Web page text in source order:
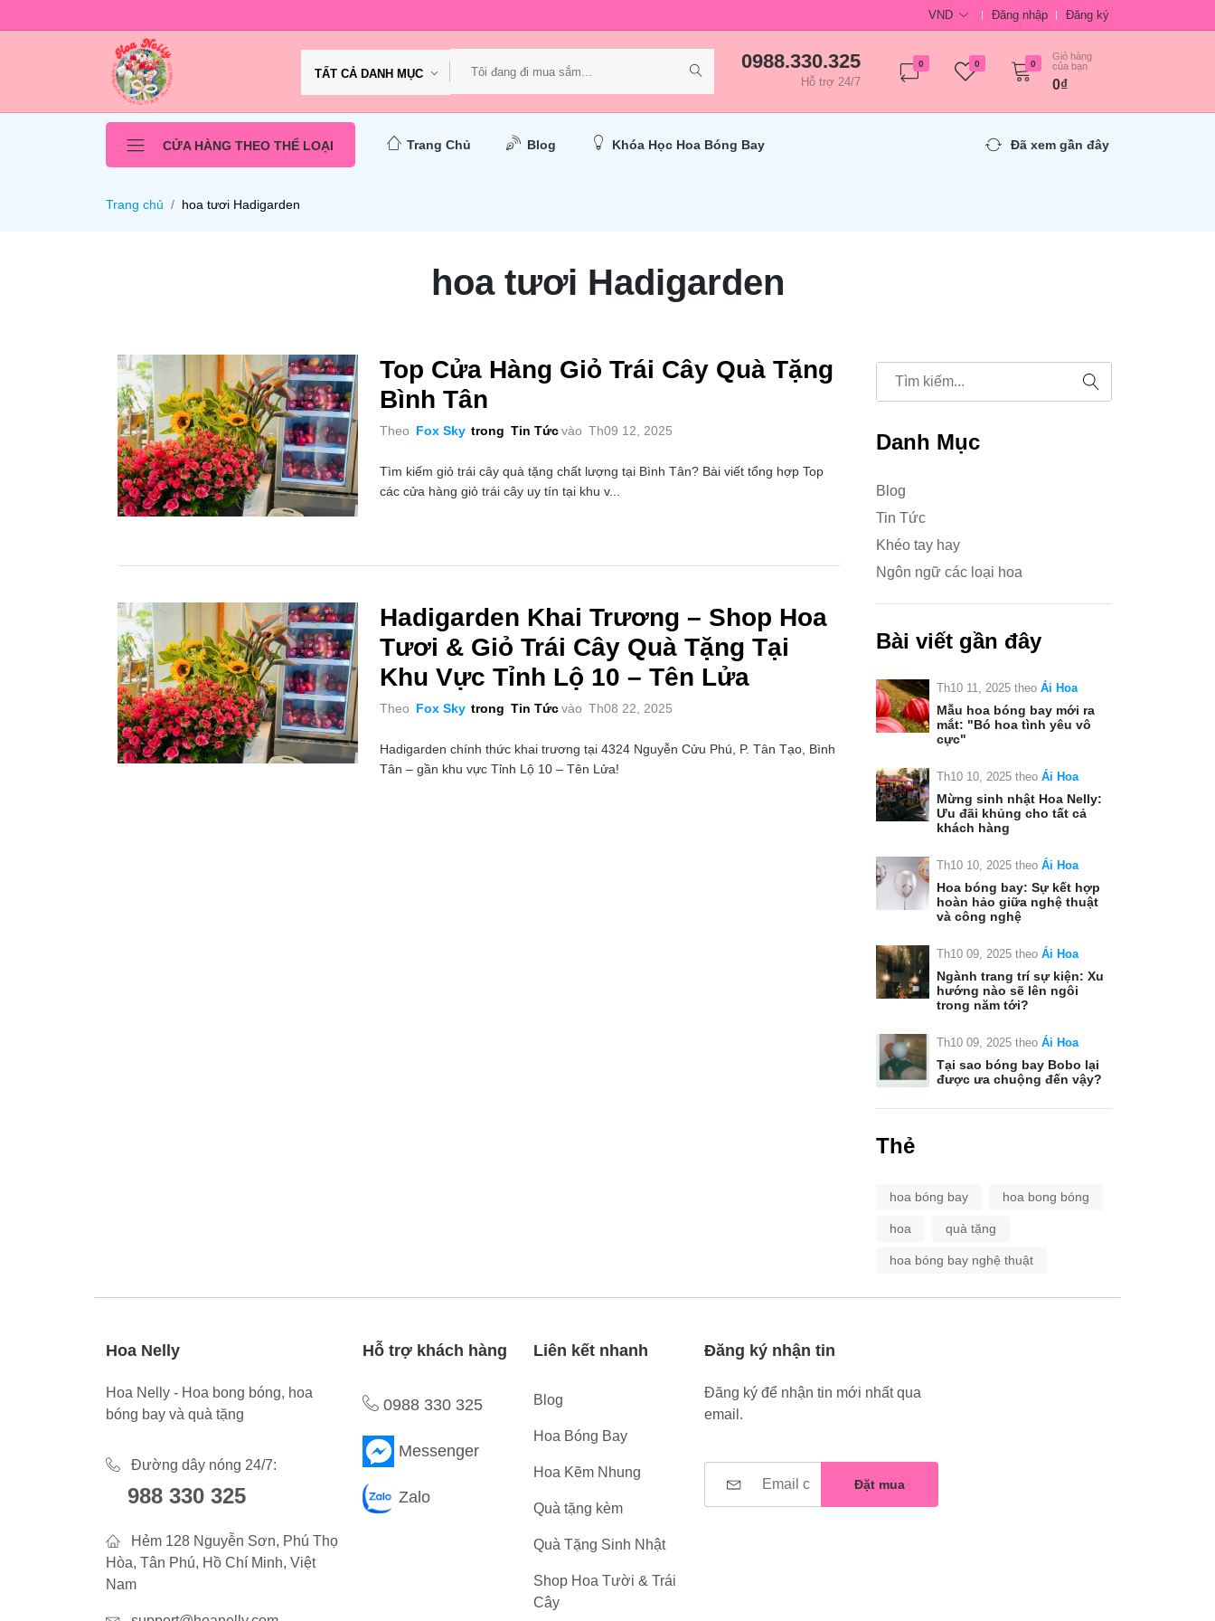
VND Đăng nhập Đăng ký
TẤT CẢ DANH MỤC
0988.330.325
Hỗ trợ 24/7
0 0 0
Giỏ hàng
của bạn
0₫
CỬA HÀNG THEO THỂ LOẠI Trang Chủ Blog Khóa Học Hoa Bóng Bay Đã xem gần đây
Trang chủ hoa tươi Hadigarden
hoa tươi Hadigarden
Top Cửa Hàng Giỏ Trái Cây Quà Tặng
Bình Tân
Theo Fox Sky trong Tin Tứcvào Th09 12, 2025
Tìm kiếm giỏ trái cây quà tặng chất lượng tại Bình Tân? Bài viết tổng hợp Top
các cửa hàng giỏ trái cây uy tín tại khu v...
Hadigarden Khai Trương – Shop Hoa
Tươi & Giỏ Trái Cây Quà Tặng Tại
Khu Vực Tỉnh Lộ 10 – Tên Lửa
Theo Fox Sky trong Tin Tứcvào Th08 22, 2025
Hadigarden chính thức khai trương tại 4324 Nguyễn Cửu Phú, P. Tân Tạo, Bình
Tân – gần khu vực Tỉnh Lộ 10 – Tên Lửa!
Danh Mục
Blog
Tin Tức
Khéo tay hay
Ngôn ngữ các loại hoa
Bài viết gần đây
Th10 11, 2025 theo Ái Hoa
Mẫu hoa bóng bay mới ra
mắt: "Bó hoa tình yêu vô
cực"
Th10 10, 2025 theo Ái Hoa
Mừng sinh nhật Hoa Nelly:
Ưu đãi khủng cho tất cả
khách hàng
Th10 10, 2025 theo Ái Hoa
Hoa bóng bay: Sự kết hợp
hoàn hảo giữa nghệ thuật
và công nghệ
Th10 09, 2025 theo Ái Hoa
Ngành trang trí sự kiện: Xu
hướng nào sẽ lên ngôi
trong năm tới?
Th10 09, 2025 theo Ái Hoa
Tại sao bóng bay Bobo lại
được ưa chuộng đến vậy?
Thẻ
hoa bóng bay hoa bong bóng
hoa quà tặng
hoa bóng bay nghệ thuật
Hoa Nelly
Hoa Nelly - Hoa bong bóng, hoa
bóng bay và quà tặng
Đường dây nóng 24/7:
988 330 325
Hẻm 128 Nguyễn Sơn, Phú Thọ
Hòa, Tân Phú, Hồ Chí Minh, Việt
Nam
Hỗ trợ khách hàng
0988 330 325
Messenger
Zalo
Liên kết nhanh
Blog
Hoa Bóng Bay
Hoa Kẽm Nhung
Quà tặng kèm
Quà Tặng Sinh Nhật
Shop Hoa Tười & Trái
Cây
Đăng ký nhận tin
Đăng ký để nhận tin mới nhất qua
email.
Đặt mua